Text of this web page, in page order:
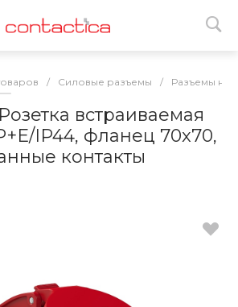
/ Силовые разъемы / Разъемы на
встраиваемая
IP44, фланец 70x70,
контакты